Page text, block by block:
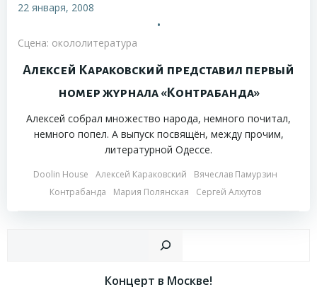
22 января, 2008
•
Сцена: окололитература
Алексей Караковский представил первый
номер журнала «Контрабанда»
Алексей собрал множество народа, немного почитал,
немного попел. А выпуск посвящён, между прочим,
литературной Одессе.
Doolin House Алексей Караковский
Вячеслав Памурзин
Контрабанда
Мария Полянская Сергей Алхутов
Концерт в Москве!